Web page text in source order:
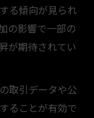
る傾向が見られ
の影響で一部の
が期待されてい
取引データや公
ることが有効で